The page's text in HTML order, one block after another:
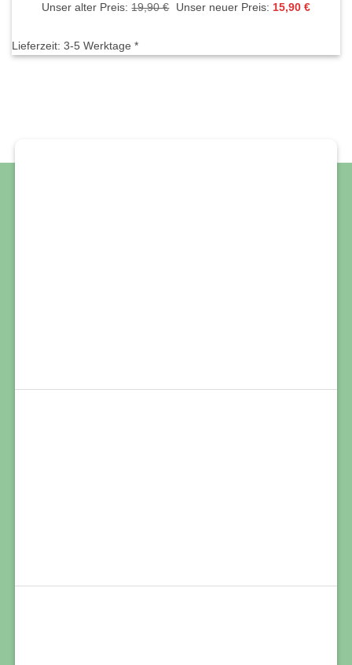
Unser alter Preis: 19,90€
Ursprünglicher
Unser neuer Preis: 15,90 €Aktueller
Lieferzeit: 3-5 Werktage *